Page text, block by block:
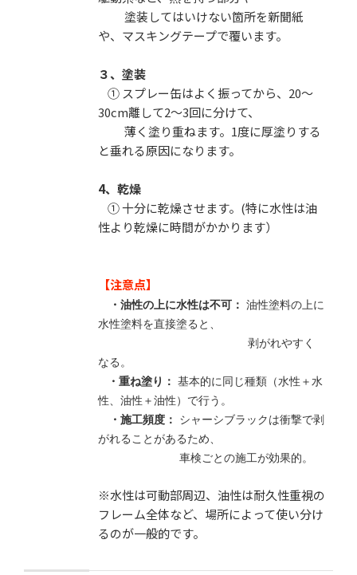
塗装してはいけない箇所を新聞紙
や、マスキングテープで覆います。
３、塗装
① スプレー缶はよく振ってから、20〜
30cm離して2〜3回に分けて、
薄く塗り重ねます。1度に厚塗りする
と垂れる原因になります。
4、乾燥
① 十分に乾燥させます。(特に水性は油
性より乾燥に時間がかかります）
【注意点】
・油性の上に水性は不可： 油性塗料の上に
水性塗料を直接塗ると、
剥がれやすく
なる。
・重ね塗り： 基本的に同じ種類（水性＋水
性、油性＋油性）で行う。
・施工頻度： シャーシブラックは衝撃で剥
がれることがあるため、
車検ごとの施工が効果的。
※水性は可動部周辺、油性は耐久性重視の
フレーム全体など、場所によって使い分け
るのが一般的です。